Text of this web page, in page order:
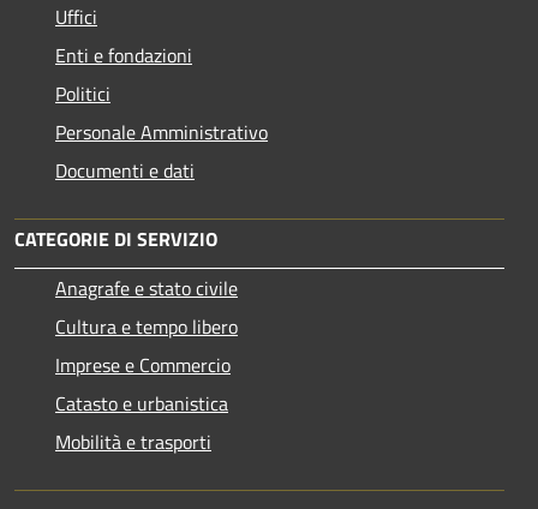
Uffici
Enti e fondazioni
Politici
Personale Amministrativo
Documenti e dati
CATEGORIE DI SERVIZIO
Anagrafe e stato civile
Cultura e tempo libero
Imprese e Commercio
Catasto e urbanistica
Mobilità e trasporti